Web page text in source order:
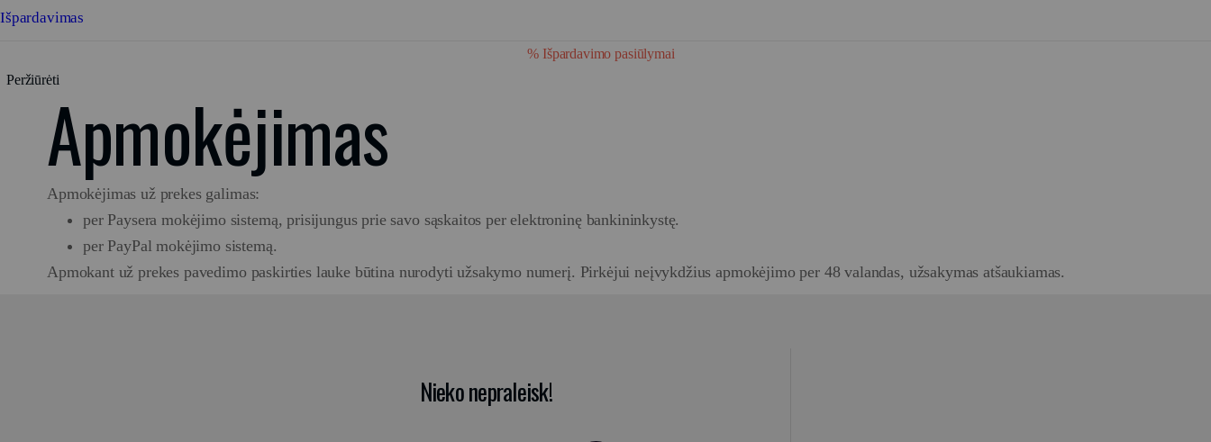
Išpardavimas
% Išpardavimo pasiūlymai
Peržiūrėti
Apmokėjimas
Apmokėjimas už prekes galimas:
per Paysera mokėjimo sistemą, prisijungus prie savo sąskaitos per elektroninę bankininkystę.
per PayPal mokėjimo sistemą.
Apmokant už prekes pavedimo paskirties lauke būtina nurodyti užsakymo numerį. Pirkėjui neįvykdžius apmokėjimo per 48 valandas, užsakymas atšaukiamas.
Nieko nepraleisk!